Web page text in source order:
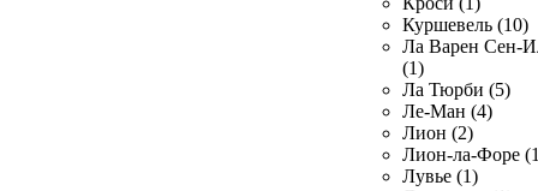
Куршевель (10)
Ла Варен Сен-
(1)
Ла Тюрби (5)
Ле-Ман (4)
Лион (2)
Лион-ла-Форе
Лувье (1)